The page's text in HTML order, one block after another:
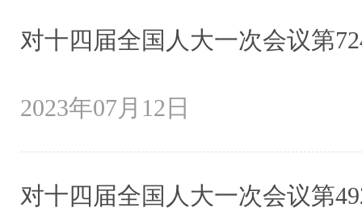
对十四届全国人大一次会议第
2023年07月12日
对十四届全国人大一次会议第